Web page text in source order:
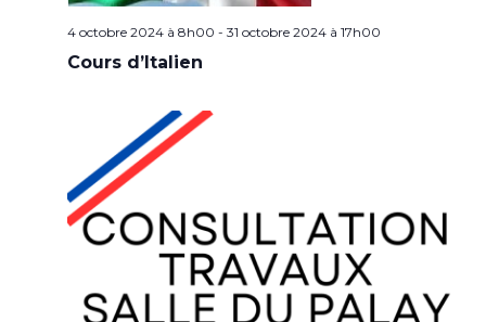
4 octobre 2024 à 8h00 - 31 octobre 2024 à 17h00
Cours d’Italien